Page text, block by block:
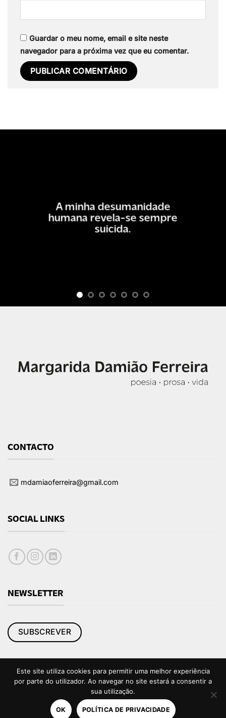
Guardar o meu nome, email e site neste
navegador para a próxima vez que eu comentar.
A minha desumanidade
humana revela-se sempre
suicida.
CONTACTO
mdamiaoferreira@gmail.com
SOCIAL LINKS
NEWSLETTER
SUBSCREVER
Política de Privacidade e Cookies|Livro de Reclamações
Copyright 2026 © Design byCrochet
Este site utiliza cookies para permitir uma melhor experiência
por parte do utilizador. Ao navegar no site estará a consentir a
sua utilização.
OK POLÍTICA DE PRIVACIDADE